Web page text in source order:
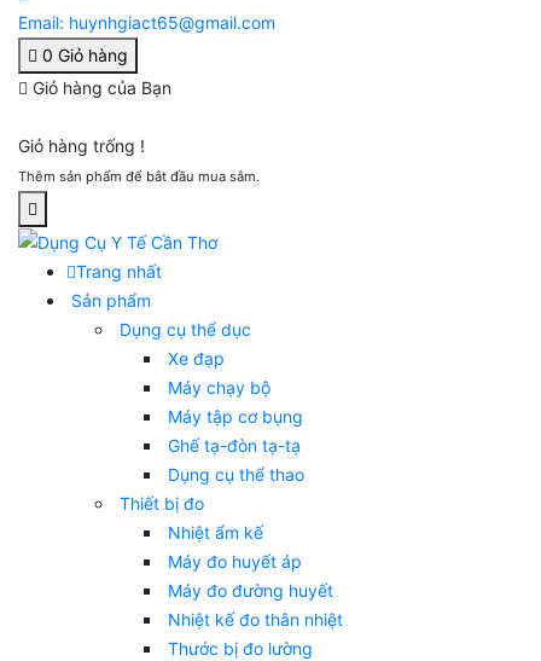
Email: huynhgiact65@gmail.com
0 Giỏ hàng
Giỏ hàng của Bạn
Giỏ hàng trống !
Thêm sản phẩm để bắt đầu mua sắm.
Trang nhất
Sản phẩm
Dụng cụ thể dục
Xe đạp
Máy chạy bộ
Máy tập cơ bụng
Ghế tạ-đòn tạ-tạ
Dụng cụ thể thao
Thiết bị đo
Nhiệt ẩm kế
Máy đo huyết áp
Máy đo đường huyết
Nhiệt kế đo thân nhiệt
Thước bị đo lường